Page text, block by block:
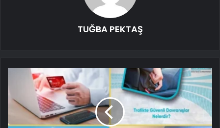
TUĞBA PEKTAŞ